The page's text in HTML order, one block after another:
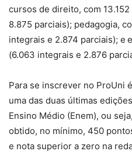
cursos de direito, com
8.875 parciais); pedagogia,
integrais e 2.874 parciais); e
(6.063 integrais e 2.876
Para se inscrever no ProUni
uma das duas últimas
Ensino Médio (Enem), ou
obtido, no mínimo, 450
e nota superior a zero na